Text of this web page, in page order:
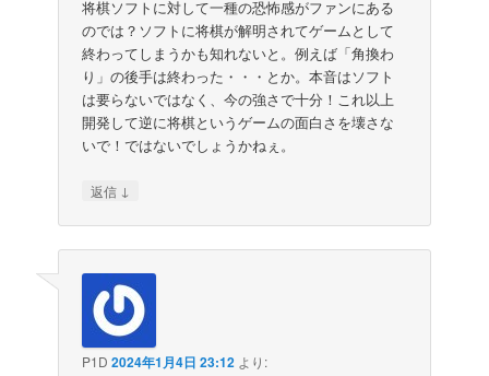
将棋ソフトに対して一種の恐怖感がファンにある
のでは？ソフトに将棋が解明されてゲームとして
終わってしまうかも知れないと。例えば「角換わ
り」の後手は終わった・・・とか。本音はソフト
は要らないではなく、今の強さで十分！これ以上
開発して逆に将棋というゲームの面白さを壊さな
いで！ではないでしょうかねぇ。
返信 ↓
P1D 2024年1月4日 23:12 より: